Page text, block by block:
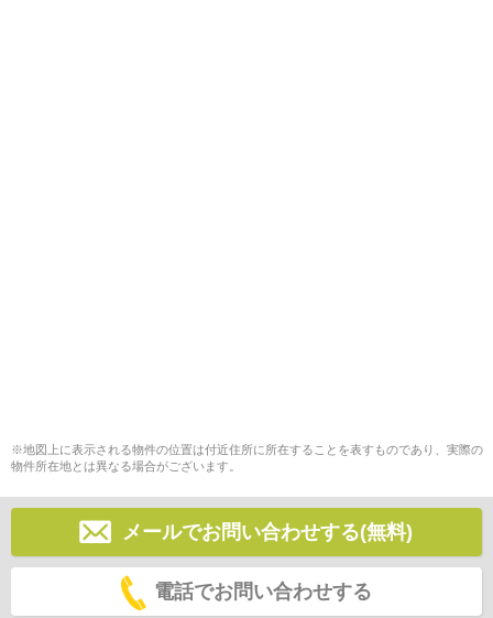
※地図上に表示される物件の位置は付近住所に所在することを表すものであり、実際の
物件所在地とは異なる場合がございます。
メールでお問い合わせする(無料)
電話でお問い合わせする